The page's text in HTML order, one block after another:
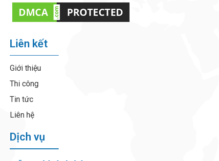
Liên kết
Giới thiệu
Thi công
Tin tức
Liên hệ
Dịch vụ